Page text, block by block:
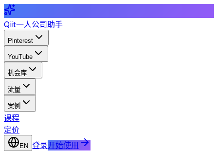
Qiit一人公司助手
Pinterest
YouTube
机会库
流量
案例
课程
定价
EN 登录开始使用